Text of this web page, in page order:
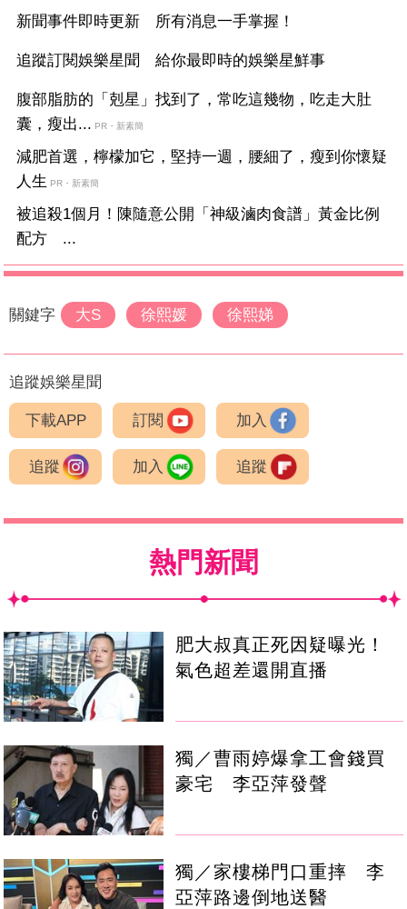
新聞事件即時更新 所有消息一手掌握！
追蹤訂閱娛樂星聞 給你最即時的娛樂星鮮事
腹部脂肪的「剋星」找到了，常吃這幾物，吃走大肚
囊，瘦出... PR・新素簡
減肥首選，檸檬加它，堅持一週，腰細了，瘦到你懷疑
人生 PR・新素簡
被追殺1個月！陳隨意公開「神級滷肉食譜」黃金比例
配方 ...
關鍵字 大S 徐熙媛 徐熙娣
追蹤娛樂星聞
下載APP 訂閱 加入
追蹤 加入 追蹤
熱門新聞
肥大叔真正死因疑曝光！
氣色超差還開直播
獨／曹雨婷爆拿工會錢買
豪宅 李亞萍發聲
獨／家樓梯門口重摔 李
亞萍路邊倒地送醫